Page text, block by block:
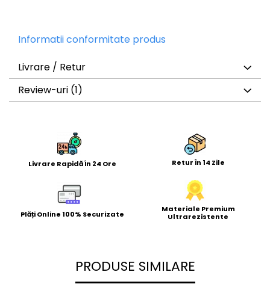
Informatii conformitate produs
Livrare / Retur
Review-uri (1)
Livrare Rapidă În 24 Ore Retur În 14 Zile
Plăți Online 100% Securizate
Materiale Premium
Ultrarezistente
PRODUSE SIMILARE